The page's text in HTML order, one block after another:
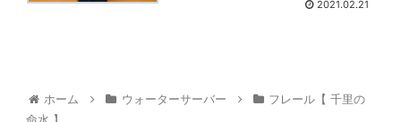
2021.02.21
ホーム ウォーターサーバー
フレール【 千里の